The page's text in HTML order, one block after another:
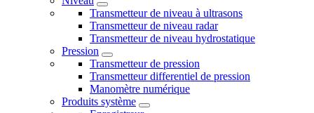
Transmetteur de niveau à ultrasons
Transmetteur de niveau radar
Transmetteur de niveau hydrostatique
Pression
Transmetteur de pression
Transmetteur differentiel de pression
Manomètre numérique
Produits système